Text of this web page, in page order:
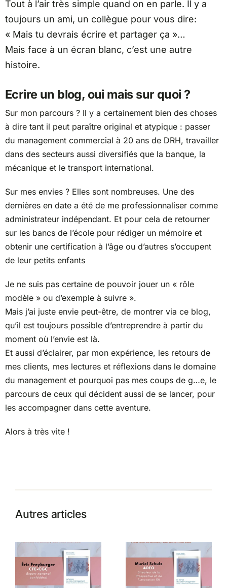
Tout à l’air très simple quand on en parle. Il y a
toujours un ami, un collègue pour vous dire:
« Mais tu devrais écrire et partager ça »…
Mais face à un écran blanc, c’est une autre
histoire.
Ecrire un blog, oui mais sur quoi ?
Sur mon parcours ?Il y a certainement bien des choses
à dire tant il peut paraître original et atypique : passer
du management commercial à 20 ans de DRH, travailler
dans des secteurs aussi diversifiés que la banque, la
mécanique et le transport international.
Sur mes envies ? Elles sont nombreuses. Une des
dernières en date a été de me professionnaliser comme
administrateur indépendant. Et pour cela de retourner
sur les bancs de l’école pour rédiger un mémoire et
obtenir une certification à l’âge ou d’autres s’occupent
de leur petits enfants
Je ne suis pas certaine de pouvoir jouer un « rôle
modèle » ou d’exemple à suivre ».
Mais j’ai juste envie peut-être, de montrer via ce blog,
qu’il est toujours possible d’entreprendre à partir du
moment où l’envie est là.
Et aussi d’éclairer, par mon expérience, les retours de
mes clients, mes lectures et réflexions dans le domaine
du management et pourquoi pas mes coups de g…e, le
parcours de ceux qui décident aussi de se lancer, pour
les accompagner dans cette aventure.
Alors à très vite !
Autres articles